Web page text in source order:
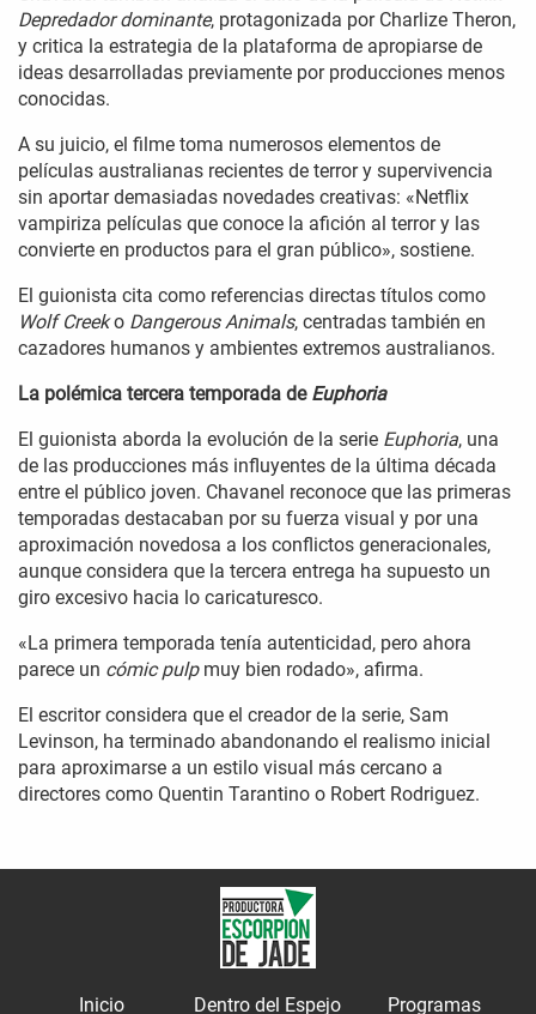
Depredador dominante, protagonizada por Charlize Theron,
y critica la estrategia de la plataforma de apropiarse de
ideas desarrolladas previamente por producciones menos
conocidas.
A su juicio, el filme toma numerosos elementos de
películas australianas recientes de terror y supervivencia
sin aportar demasiadas novedades creativas: «Netflix
vampiriza películas que conoce la afición al terror y las
convierte en productos para el gran público», sostiene.
El guionista cita como referencias directas títulos como
Wolf Creeko Dangerous Animals, centradas también en
cazadores humanos y ambientes extremos australianos.
La polémica tercera temporada de Euphoria
El guionista aborda la evolución de la serie Euphoria, una
de las producciones más influyentes de la última década
entre el público joven. Chavanel reconoce que las primeras
temporadas destacaban por su fuerza visual y por una
aproximación novedosa a los conflictos generacionales,
aunque considera que la tercera entrega ha supuesto un
giro excesivo hacia lo caricaturesco.
«La primera temporada tenía autenticidad, pero ahora
parece un cómic pulpmuy bien rodado», afirma.
El escritor considera que el creador de la serie, Sam
Levinson, ha terminado abandonando el realismo inicial
para aproximarse a un estilo visual más cercano a
directores como Quentin Tarantino o Robert Rodriguez.
Inicio Dentro del Espejo Programas